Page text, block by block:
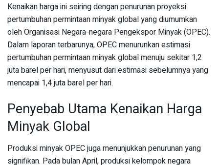
Kenaikan harga ini seiring dengan penurunan proyeksi
pertumbuhan permintaan minyak global yang diumumkan
oleh Organisasi Negara-negara Pengekspor Minyak (OPEC).
Dalam laporan terbarunya, OPEC menurunkan estimasi
pertumbuhan permintaan minyak global menuju sekitar 1,2
juta barel per hari, menyusut dari estimasi sebelumnya yang
mencapai 1,4 juta barel per hari.
Penyebab Utama Kenaikan Harga
Minyak Global
Produksi minyak OPEC juga menunjukkan penurunan yang
signifikan. Pada bulan April, produksi kelompok negara